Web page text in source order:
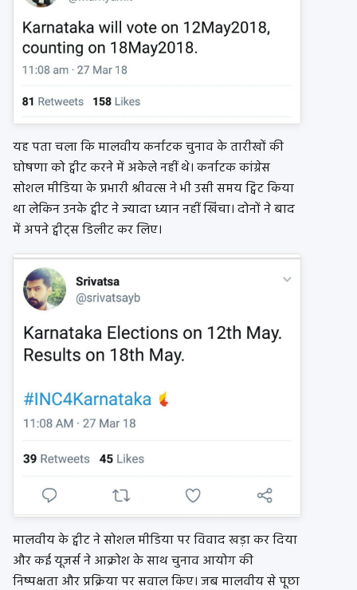
यह पता चला कि मालवीय कर्नाटक चुनाव के तारीखों की
घोषणा को ट्वीट करने में अकेले नहीं थे। कर्नाटक कांग्रेस
सोशल मीडिया के प्रभारी श्रीवत्स ने भी उसी समय ट्विट किया
था लेकिन उनके ट्वीट ने ज्यादा ध्यान नहीं खिंचा। दोनों ने बाद
में अपने ट्वीट्स डिलीट कर लिए।
मालवीय के ट्वीट ने सोशल मीडिया पर विवाद खड़ा कर दिया
और कई यूजर्स ने आक्रोश के साथ चुनाव आयोग की
निष्पक्षता और प्रक्रिया पर सवाल किए। जब मालवीय से पूछा